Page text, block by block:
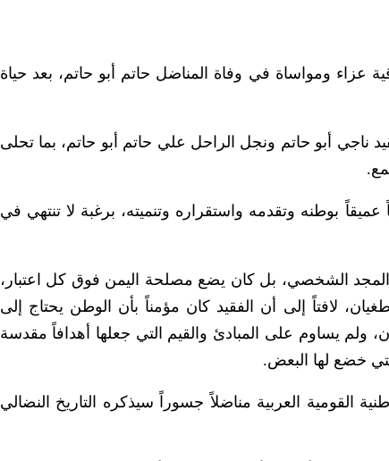
ومواساة في وفاة المناضل حاتم أبو حاتم، بعد حياة
ناجي أبو حاتم ونجل الراحل علي حاتم أبو حاتم، بما تحلى
بوطنه وتقدمه واستقراره وتنميته، برغبة لا تنتهي في
الشخصي، بل كان يضع مصلحة اليمن فوق كل اعتبار،
لافتاً إلى أن الفقيد كان مؤمناً بأن الوطن يحتاج إلى
ولم يساوم على المبادئ والقيم التي جعلها أهدافاً مقدسة
خضع لها البعض.
القومية العربية مناضلاً جسوراً سيذكره التاريخ النضالي